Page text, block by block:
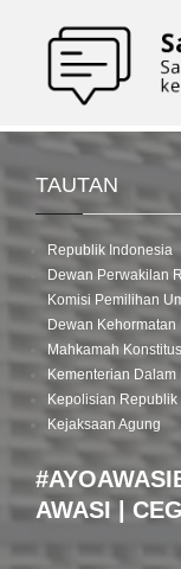
TAUTAN
Republik Indonesia
Dewan Perwakilan
Komisi Pemilihan
Dewan
Mahkamah
Kementerian Dalam
Kepolisian
Kejaksaan Agung
AWASI |